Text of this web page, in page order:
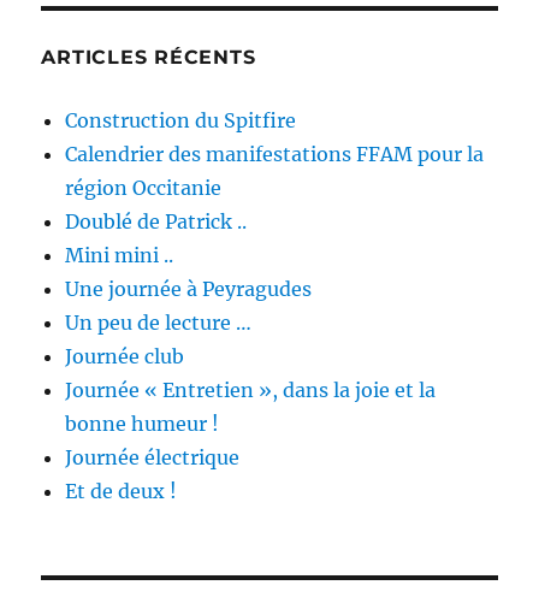
articles
ANT
ARTICLES RÉCENTS
Construction du Spitfire
Calendrier des manifestations FFAM pour la
région Occitanie
Doublé de Patrick ..
Mini mini ..
Une journée à Peyragudes
Un peu de lecture …
Journée club
Journée « Entretien », dans la joie et la
bonne humeur !
Journée électrique
Et de deux !